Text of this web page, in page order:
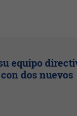
equipo
dos nuevos